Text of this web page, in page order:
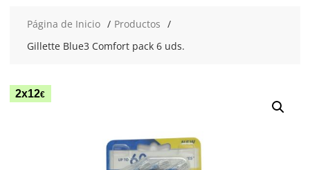
Página de Inicio
Productos
Gillette Blue3 Comfort pack 6 uds.
2x12€